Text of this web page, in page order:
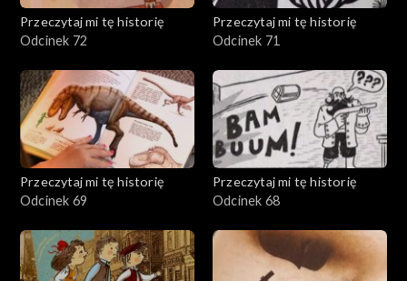
Przeczytaj mi tę historię
Odcinek 72
Przeczytaj mi tę historię
Odcinek 71
Przeczytaj mi tę historię
Odcinek 69
Przeczytaj mi tę historię
Odcinek 68